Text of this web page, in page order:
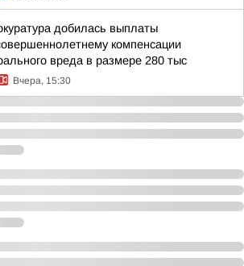
добилась выплаты
компенсации
вреда в размере 280 тыс
Вчера, 15:30